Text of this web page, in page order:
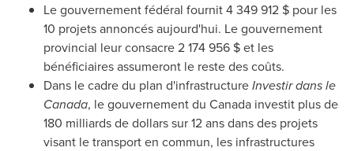
Le gouvernement fédéral fournit 4 349 912 $ pour les
10 projets annoncés aujourd'hui. Le gouvernement
provincial leur consacre 2 174956 $ et les
bénéficiaires assumeront le reste des coûts.
Dans le cadre du plan d'infrastructureInvestir dans le
Canada, le gouvernement du Canada investit plus de
180 milliards de dollars sur 12 ans dans des projets
visant le transport en commun, les infrastructures